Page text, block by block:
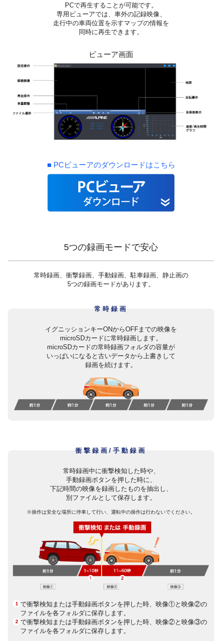
PCで再生することが可能です。
専用ビューアでは、車外の記録映像、
走行中の車両位置を示すマップの情報を
同時に再生できます。
ビューア画面
■ PCビューアのダウンロードはこちら
5つの録画モードで安心
常時録画、衝撃録画、手動録画、駐車録画、静止画の
5つの録画モードがあります。
常時録画
イグニッションキーONからOFFまでの映像を
microSDカードに常時録画します。
microSDカードの常時録画フォルダの容量が
いっぱいになると古いデータから上書きして
録画を続けます。
衝撃録画/手動録画
常時録画中に衝撃検知した時や、
手動録画ボタンを押した時に、
下記時間の映像を録画したものを抽出し、
別ファイルとして保存します。
※操作は安全な場所に停車して行い、運転中の操作は行わないでください。
1 で衝撃検知または手動録画ボタンを押した時、映像①と映像②の
ファイルを各フォルダに保存します。
2 で衝撃検知または手動録画ボタンを押した時、映像②と映像③の
ファイルを各フォルダに保存します。